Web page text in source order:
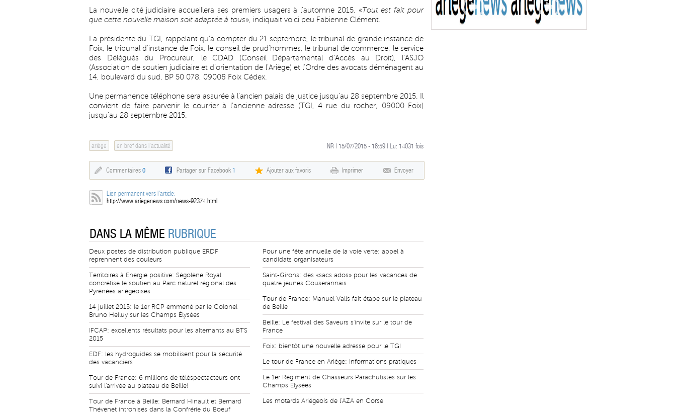
La nouvelle cité judiciaire accueillera ses premiers usagers à l’automne 2015. «Tout est fait pour
que cette nouvelle maison soit adaptée à tous», indiquait voici peu Fabienne Clément.
La présidente du TGI, rappelant qu’à compter du 21 septembre, le tribunal de grande instance de
Foix, le tribunal d’instance de Foix, le conseil de prud’hommes, le tribunal de commerce, le service
des Délégués du Procureur, le CDAD (Conseil Départemental d’Accès au Droit), l’ASJO
(Association de soutien judiciaire et d’orientation de l’Ariège) et l’Ordre des avocats déménagent au
14, boulevard du sud, BP 50 078, 09008 Foix Cédex.
Une permanence téléphone sera assurée à l’ancien palais de justice jusqu’au 28 septembre 2015. Il
convient de faire parvenir le courrier à l’ancienne adresse (TGI, 4 rue du rocher, 09000 Foix)
jusqu’au 28 septembre 2015.
ariège en bref dans l'actualité NR | 15/07/2015 - 18:59 | Lu: 14031 fois
Commentaires 0 Partager sur Facebook1 Ajouter aux favoris Imprimer Envoyer
Lien permanent vers l'article:
http://www.ariegenews.com/news-92374.html
DANS LA MÊME RUBRIQUE
Deux postes de distribution publique ERDF
reprennent des couleurs
Territoires à Energie positive: Ségolène Royal
concrétise le soutien au Parc naturel régional des
Pyrénées ariégeoises
14 juillet 2015: le 1er RCP emmené par le Colonel
Bruno Helluy sur les Champs Élysées
IFCAP: excellents résultats pour les alternants au BTS
2015
EDF: les hydroguides se mobilisent pour la sécurité
des vacanciers
Tour de France: 6 millions de téléspectacteurs ont
suivi l'arrivée au plateau de Beille!
Tour de France à Beille: Bernard Hinault et Bernard
Thévenet intronisés dans la Confrérie du Boeuf
Pour une fête annuelle de la voie verte: appel à
candidats organisateurs
Saint-Girons: des «sacs ados» pour les vacances de
quatre jeunes Couserannais
Tour de France: Manuel Valls fait étape sur le plateau
de Beille
Beille: Le festival des Saveurs s'invite sur le tour de
France
Foix: bientôt une nouvelle adresse pour le TGI
Le tour de France en Ariège: informations pratiques
Le 1er Régiment de Chasseurs Parachutistes sur les
Champs Elysées
Les motards Ariégeois de l'AZA en Corse